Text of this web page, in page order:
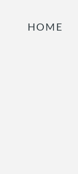
HOME